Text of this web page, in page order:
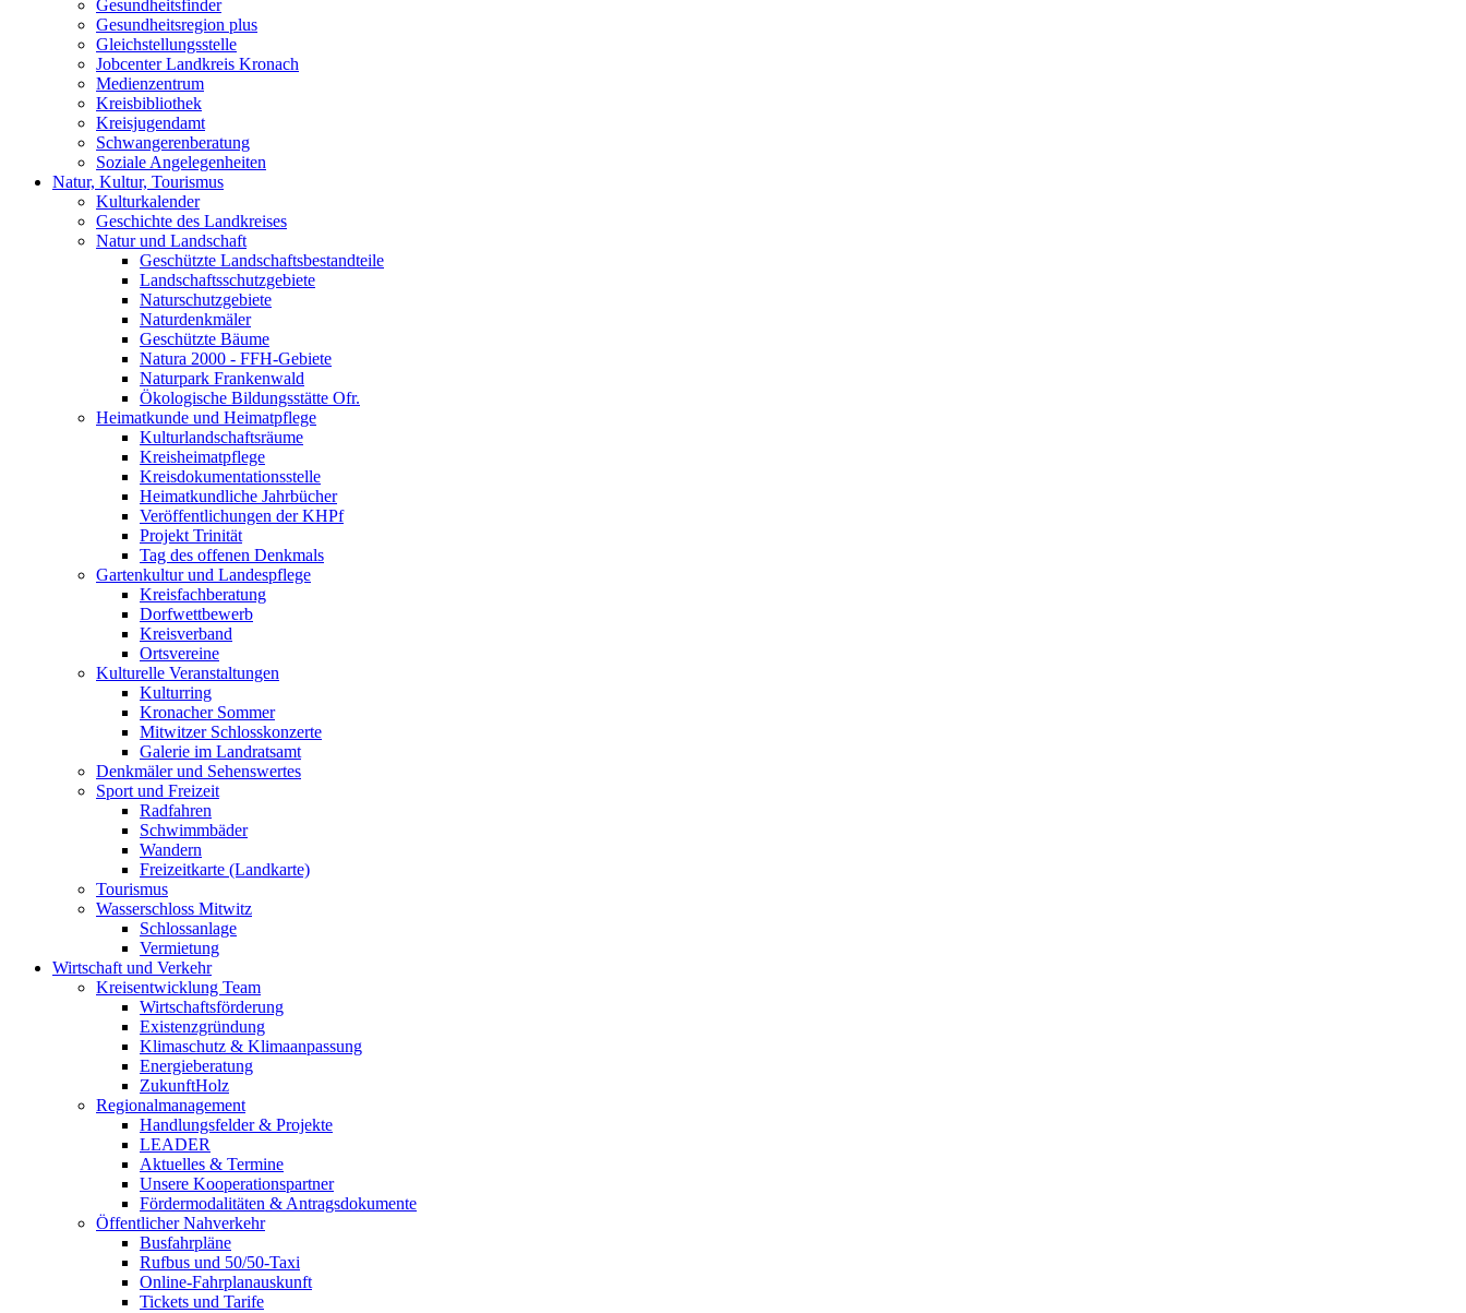
Gesundheitsfinder
Gesundheitsregion plus
Gleichstellungsstelle
Jobcenter Landkreis Kronach
Medienzentrum
Kreisbibliothek
Kreisjugendamt
Schwangerenberatung
Soziale Angelegenheiten
Natur, Kultur, Tourismus
Kulturkalender
Geschichte des Landkreises
Natur und Landschaft
Geschützte Landschaftsbestandteile
Landschaftsschutzgebiete
Naturschutzgebiete
Naturdenkmäler
Geschützte Bäume
Natura 2000 - FFH-Gebiete
Naturpark Frankenwald
Ökologische Bildungsstätte Ofr.
Heimatkunde und Heimatpflege
Kulturlandschaftsräume
Kreisheimatpflege
Kreisdokumentationsstelle
Heimatkundliche Jahrbücher
Veröffentlichungen der KHPf
Projekt Trinität
Tag des offenen Denkmals
Gartenkultur und Landespflege
Kreisfachberatung
Dorfwettbewerb
Kreisverband
Ortsvereine
Kulturelle Veranstaltungen
Kulturring
Kronacher Sommer
Mitwitzer Schlosskonzerte
Galerie im Landratsamt
Denkmäler und Sehenswertes
Sport und Freizeit
Radfahren
Schwimmbäder
Wandern
Freizeitkarte (Landkarte)
Tourismus
Wasserschloss Mitwitz
Schlossanlage
Vermietung
Wirtschaft und Verkehr
Kreisentwicklung Team
Wirtschaftsförderung
Existenzgründung
Klimaschutz & Klimaanpassung
Energieberatung
ZukunftHolz
Regionalmanagement
Handlungsfelder & Projekte
LEADER
Aktuelles & Termine
Unsere Kooperationspartner
Fördermodalitäten & Antragsdokumente
Öffentlicher Nahverkehr
Busfahrpläne
Rufbus und 50/50-Taxi
Online-Fahrplanauskunft
Tickets und Tarife